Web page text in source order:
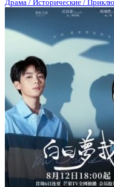
Драма / Исторические /